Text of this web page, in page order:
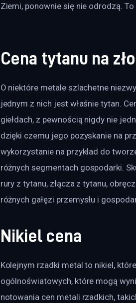
Ziemi, ponownie się nie odrodzą.
Cena tytanu na
O niektóre metale szlachetne
jednym z nich jest właśnie tytan.
giełdach, z pewnością nigdy nie
dzięki czemu jego pozyskanie na
wykorzystanie na przykład do
różnych segmentach gospodarki.
rury z tytanu, złącza z tytanu,
różnych gałęzi przemysłu i
Nikiel cena
Kolejnym rzadki metal to nikiel,
ogólnoświatowych, które mogą
notowania cen metali rzadkich,